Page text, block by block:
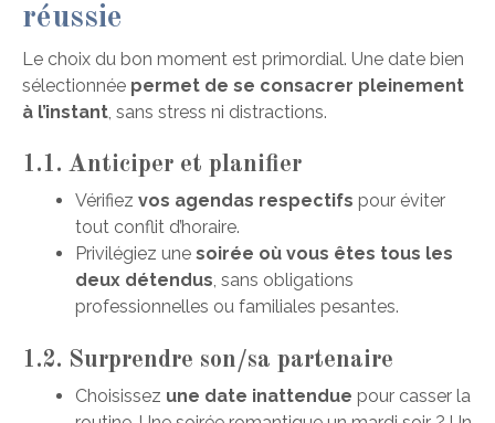
réussie
Le choix du bon moment est primordial. Une date bien
sélectionnée permet de se consacrer pleinement
à l’instant , sans stress ni distractions.
1.1. Anticiper et planifier
Vérifiez vos agendas respectifs pour éviter
tout conflit d’horaire.
Privilégiez une soirée où vous êtes tous les
deux détendus, sans obligations
professionnelles ou familiales pesantes.
1.2. Surprendre son/sa partenaire
Choisissez une date inattendue pour casser la